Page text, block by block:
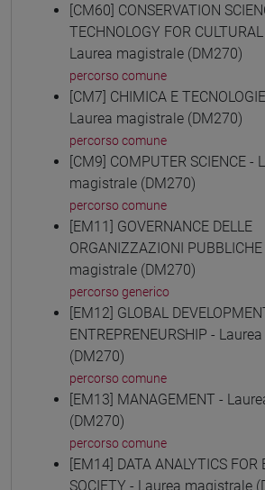
[CM60] CONSERVATION
TECHNOLOGY FOR
Laurea magistrale (DM270)
percorso comune
[CM7] CHIMICA E
Laurea magistrale (DM270)
percorso comune
[CM9] COMPUTER SCIENCE -
magistrale (DM270)
percorso comune
[EM11] GOVERNANCE DELLE
ORGANIZZAZIONI
magistrale (DM270)
percorso generico
[EM12] GLOBAL
ENTREPRENEURSHIP -
(DM270)
percorso comune
[EM13] MANAGEMENT -
(DM270)
percorso comune
[EM14] DATA ANALYTICS FOR
SOCIETY - Laurea magistrale